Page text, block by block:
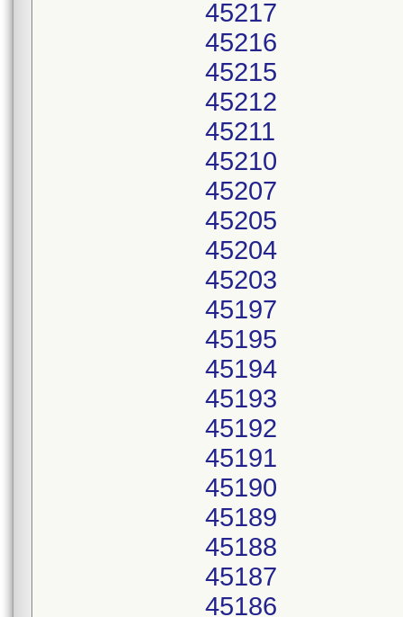
45217
45216
45215
45212
45211
45210
45207
45205
45204
45203
45197
45195
45194
45193
45192
45191
45190
45189
45188
45187
45186